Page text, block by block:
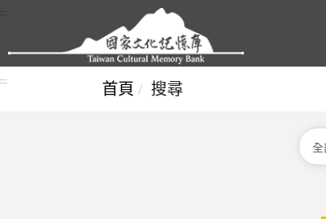
跳到主要內容區塊
:::
::: 首頁 搜尋
分